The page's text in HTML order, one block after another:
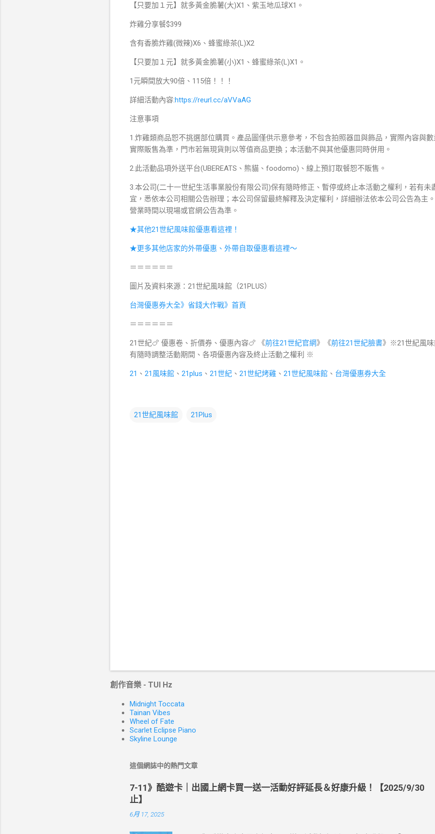
【只要加１元】就多黃金脆薯(大)X1、紫玉地瓜球X1。
炸雞分享餐$399
含有香脆炸雞(微辣)X6、蜂蜜綠茶(L)X2
【只要加１元】就多黃金脆薯(小)X1、蜂蜜綠茶(L)X1。
1元瞬間放大90倍、115倍！！！
詳細活動內容:https://reurl.cc/aVVaAG
注意事項
1.炸雞類商品恕不挑選部位購買。產品圖僅供示意參考，不包含拍照器皿與飾品，實際內容與
實際販售為準，門市若無現貨則以等值商品更換；本活動不與其他優惠同時併用。
2.此活動品項外送平台(UBEREATS、熊貓、foodomo)、線上預訂取餐恕不販售。
3.本公司(二十一世紀生活事業股份有限公司)保有隨時修正、暫停或終止本活動之權利，若有未
宜，悉依本公司相關公告辦理；本公司保留最終解釋及決定權利，詳細辦法依本公司公告為主
營業時間以現場或官網公告為準。
★其他21世紀風味館優惠看這裡！
★更多其他店家的外帶優惠、外帶自取優惠看這裡～
＝＝＝＝＝＝
圖片及資料來源：21世紀風味館（21PLUS）
台灣優惠券大全》省錢大作戰》首頁
＝＝＝＝＝＝
21世紀🍗 優惠卷、折價券、優惠內容🍗 《前往21世紀官網》《前往21世紀臉書》※21世紀風
有隨時調整活動期間、各項優惠內容及終止活動之權利 ※
21 、 21風味館 、 21plus 、 21世紀 、 21世紀烤雞 、 21世紀風味館 、 台灣優惠券大全
21世紀風味館 21Plus
創作音樂 - TUI Hz
Midnight Toccata
Tainan Vibes
Wheel of Fate
Scarlet Eclipse Piano
Skyline Lounge
這個網誌中的熱門文章
7-11》酷遊卡｜出國上網卡買一送一活動好評延長＆好康升級！【2025/9/30
止】
6月 17, 2025